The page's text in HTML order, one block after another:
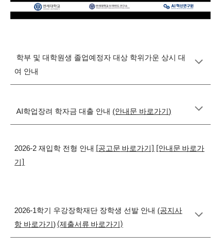
학부 및 대학원생 졸업예정자 대상 학위가운 상시 대
여 안내
AI학업장려 학자금 대출 안내 (안내문 바로가기)
2026-2 재입학 전형 안내 [공고문 바로가기] [안내문 바로가
기]
2026-1학기 우강장학재단 장학생 선발 안내 (공지사
항 바로가기) (제출서류 바로가기)